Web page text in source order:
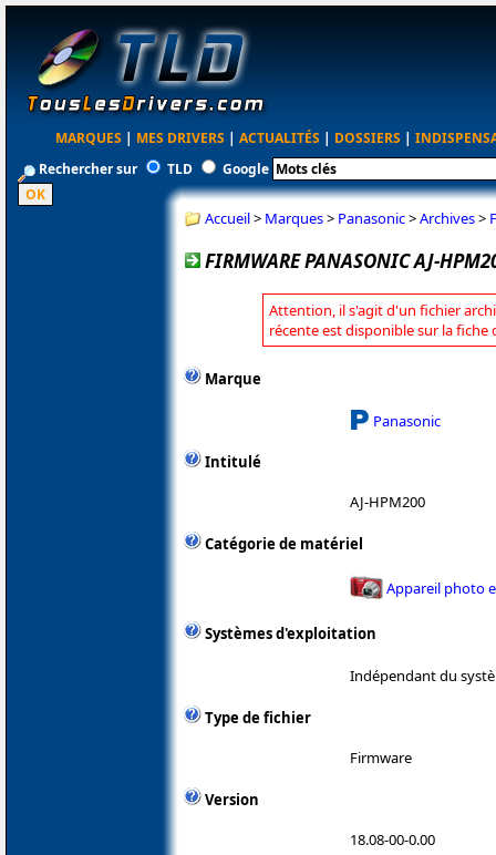
MARQUES | MES DRIVERS | ACTUALITÉS | DOSSIERS |
Rechercher sur
TLD Google
Accueil> Marques> Panasonic>Archives>
FIRMWARE PANASONIC AJ-
Attention, il s'agit d'un fichier
récente est disponible sur la fiche
Marque
Panasonic
Intitulé
AJ-HPM200
Catégorie de matériel
Appareil photo
Systèmes d'exploitation
Indépendant du
Type de fichier
Firmware
Version
18.08-00-0.00